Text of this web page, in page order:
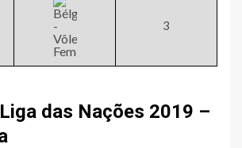
​3
das Nações 2019 –